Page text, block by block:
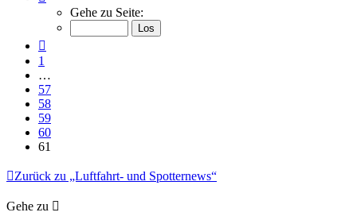
61
von
Gehe zu Seite:
1
…
57
58
59
60
61
Zurück zu „Luftfahrt- und Spotternews“
Gehe zu